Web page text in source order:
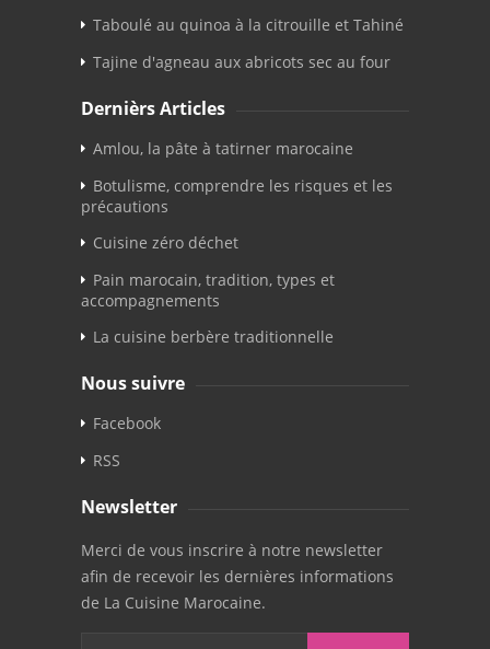
Taboulé au quinoa à la citrouille et Tahiné
Tajine d'agneau aux abricots sec au four
Dernièrs Articles
Amlou, la pâte à tatirner marocaine
Botulisme, comprendre les risques et les
précautions
Cuisine zéro déchet
Pain marocain, tradition, types et
accompagnements
La cuisine berbère traditionnelle
Nous suivre
Facebook
RSS
Newsletter
Merci de vous inscrire à notre newsletter
afin de recevoir les dernières informations
de La Cuisine Marocaine.